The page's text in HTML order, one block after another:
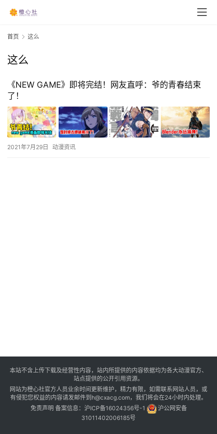
首页 这么
这么
《NEW GAME》即将完结！网友直呼：爷的青春结束
了！
2021年7月29日 动漫资讯
本站不含上传下载及经营性内容，站内所提供的内容依据均为各大动漫官方、
站点提供的公开引用资源。
网站为橙心社官方人员业余时间更新维护，精力有限，如需联系网站人员，或
有侵犯您权益的内容请发邮件到h@cxacg.com，我们将会在24小时内处理。
免责声明 备案信息： 沪ICP备16024356号-1
沪公网安备
31011402006185号